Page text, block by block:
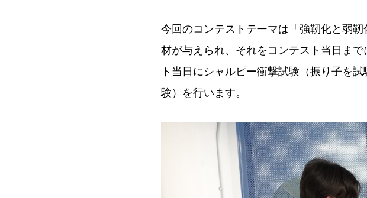
今回のコンテストテーマは「強靭化と弱
材が与えられ、それをコンテスト当日ま
ト当日にシャルピー衝撃試験（振り子を
験）を行います。